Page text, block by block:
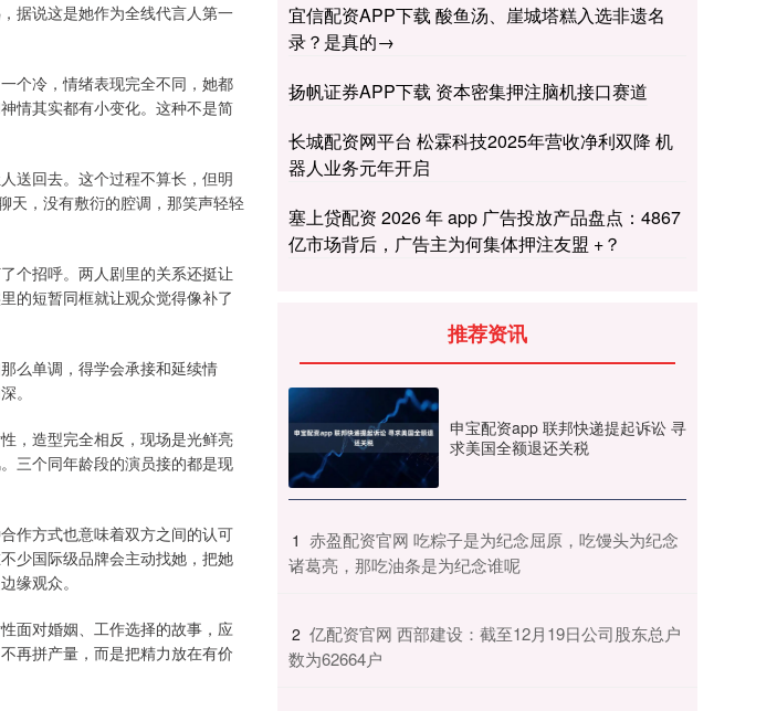
据说这是她作为全线代言人第一
个冷，情绪表现完全不同，她都
情其实都有小变化。这种不是简
送回去。这个过程不算长，但明
天，没有敷衍的腔调，那笑声轻轻
个招呼。两人剧里的关系还挺让
的短暂同框就让观众觉得像补了
么单调，得学会承接和延续情
。
，造型完全相反，现场是光鲜亮
三个同年龄段的演员接的都是现
作方式也意味着双方之间的认可
少国际级品牌会主动找她，把她
缘观众。
面对婚姻、工作选择的故事，应
再拼产量，而是把精力放在有价
宜信配资APP下载 酸鱼汤、崖城塔糕入选非遗名
录？是真的→
扬帆证券APP下载 资本密集押注脑机接口赛道
长城配资网平台 松霖科技2025年营收净利双降 机
器人业务元年开启
塞上贷配资 2026 年 app 广告投放产品盘点：4867
亿市场背后，广告主为何集体押注友盟 +？
推荐资讯
申宝配资app 联邦快递提起诉讼 寻
求美国全额退还关税
1 ​赤盈配资官网 吃粽子是为纪念屈原，吃馒头为纪念
诸葛亮，那吃油条是为纪念谁呢
2 ​亿配资官网 西部建设：截至12月19日公司股东总户
数为62664户